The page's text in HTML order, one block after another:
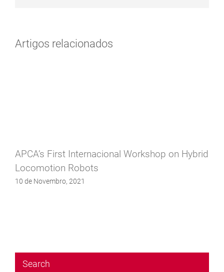
Artigos relacionados
APCA’s First Internacional Workshop on Hybrid
Locomotion Robots
10 de Novembro, 2021
Search